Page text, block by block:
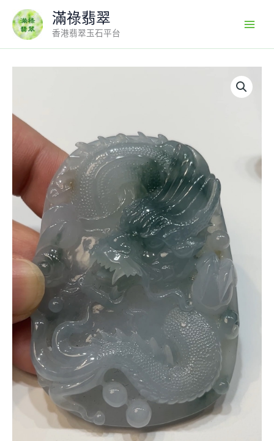
content
滿祿翡翠
香港翡翠玉石平台
商
翡
牌
墜